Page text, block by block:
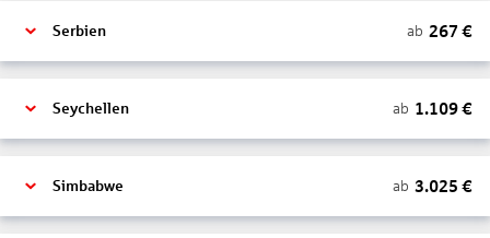
Serbien ab 267 €
Seychellen ab 1.109€
Simbabwe ab 3.025 €